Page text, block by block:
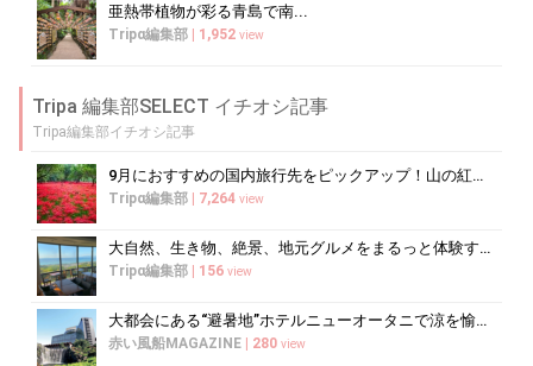
亜熱帯植物が彩る青島で南...
Tripα編集部 | 1,952 view
Tripa 編集部SELECT イチオシ記事
Tripa編集部イチオシ記事
9月におすすめの国内旅行先をピックアップ！山の紅葉絶景や果物狩りも
Tripα編集部 | 7,264 view
大自然、生き物、絶景、地元グルメをまるっと体験する「湘南西エリア」
Tripα編集部 | 156 view
大都会にある“避暑地”ホテルニューオータニで涼を愉しむ
赤い風船MAGAZINE | 280 view